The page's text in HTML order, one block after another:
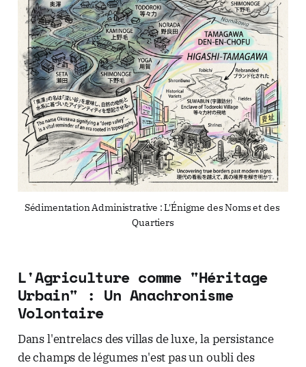
Sédimentation Administrative : L'Énigme des Noms et des
Quartiers
L'Agriculture comme "Héritage
Urbain" : Un Anachronisme
Volontaire
Dans l'entrelacs des villas de luxe, la persistance
de champs de légumes n'est pas un oubli des